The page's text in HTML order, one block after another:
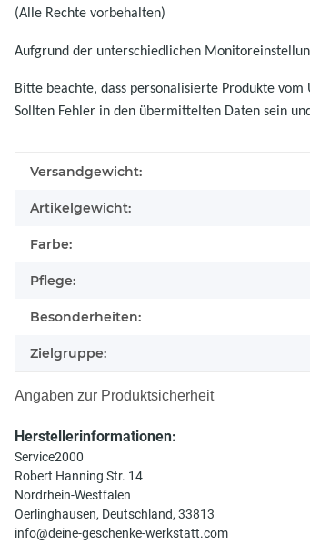
(Alle Rechte vorbehalten)
Aufgrund der unterschiedlichen
Bitte beachte, dass personalisierte Produkte
Sollten Fehler in den übermittelten Daten sein
Produkteigenschaft
Wert
Versandgewicht:
Artikelgewicht:
Farbe:
Pflege:
Besonderheiten:
Zielgruppe:
Angaben zur Produktsicherheit
Herstellerinformationen:
Service2000
Robert Hanning Str. 14
Nordrhein-Westfalen
Oerlinghausen, Deutschland, 33813
info@deine-geschenke-werkstatt.com